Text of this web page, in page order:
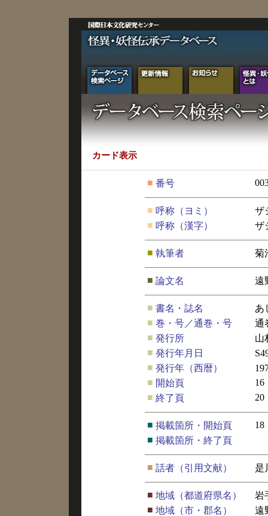
カード表示
■ 番号
■ 呼称（ヨミ）
ザ
■ 呼称（漢字） ザ
■ 執筆者 菊
■ 論文名 遠
■ 書名・誌名
あ
■ 巻・号／通巻・号
通
■ 発行所
山
■ 発行年月日
■ 発行年（西暦）
■ 開始頁
16
■ 終了頁 20
■ 掲載箇所・開始頁
18
■ 掲載箇所・終了頁
■ 話者（引用文献） 是
■ 地域（都道府県名）
岩
■ 地域（市・郡名）
遠